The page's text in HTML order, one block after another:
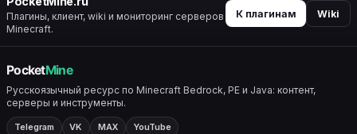
Плагины, клиент, wiki и мониторинг серверов
Minecraft.
К плагинам Wiki
Русскоязычный ресурс по Minecraft Bedrock, PE и Java: контент,
серверы и инструменты.
Telegram VK MAX YouTube